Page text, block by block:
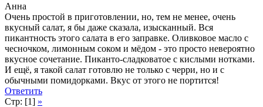
Анна
Очень простой в приготовлении, но, тем не менее, очень
вкусный салат, я бы даже сказала, изысканный. Вся
пикантность этого салата в его заправке. Оливковое масло с
чесночком, лимонным соком и мёдом - это просто невероятно
вкусное сочетание. Пиканто-сладковатое с кислыми нотками.
И ещё, я такой салат готовлю не только с черри, но и с
обычными помидорками. Вкус от этого не портится!
Ответить
Стр: [1] »